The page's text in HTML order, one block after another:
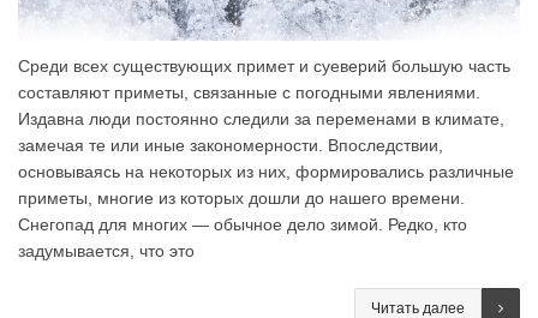
Среди всех существующих примет и суеверий большую часть
составляют приметы, связанные с погодными явлениями.
Издавна люди постоянно следили за переменами в климате,
замечая те или иные закономерности. Впоследствии,
основываясь на некоторых из них, формировались различные
приметы, многие из которых дошли до нашего времени.
Снегопад для многих — обычное дело зимой. Редко, кто
задумывается, что это
Читать далее